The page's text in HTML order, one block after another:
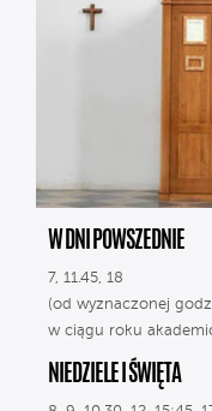
W DNI POWSZEDNIE
7, 11.45, 18
(od wyznaczonej
w ciągu roku
NIEDZIELE I ŚWIĘTA